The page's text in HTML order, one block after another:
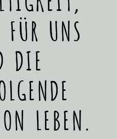
UNS
DIE
LEBEN.